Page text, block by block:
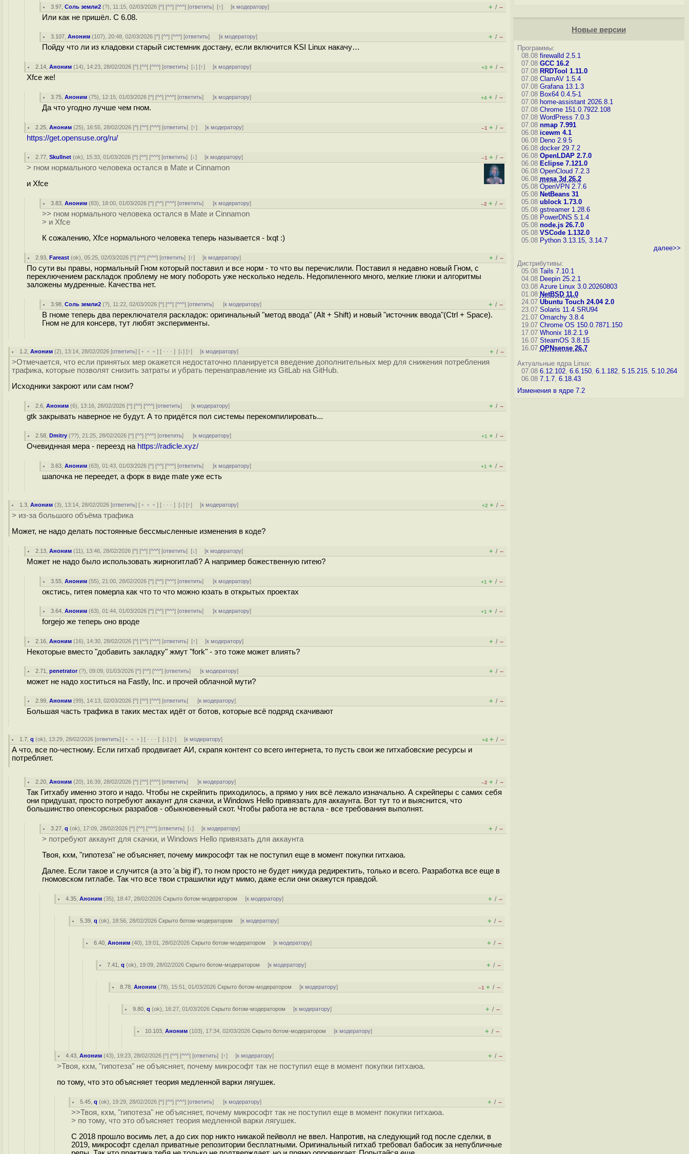
3.97 ,Соль земли2 (?), 11:15, 02/03/2026 [^] [^^] [^^^] [ответить][↑] [к модератору] + / –
Или как не пришёл. С 6.08.
3.107 ,Аноним (107), 20:48, 02/03/2026 [^] [^^] [^^^] [ответить] [к модератору] + / –
Пойду что ли из кладовки старый системник достану, если включится KSI Linux накачу…
2.14 ,Аноним (14), 14:23, 28/02/2026 [^] [^^] [^^^] [ответить][↓] [↑] [к модератору] +3 + / –
Xfce же!
3.75 ,Аноним (75), 12:15, 01/03/2026 [^] [^^] [^^^] [ответить] [к модератору] +4 + / –
Да что угодно лучше чем гном.
2.25 ,Аноним (25), 16:55, 28/02/2026 [^] [^^] [^^^] [ответить][↑] [к модератору] –1 + / –
https://get.opensuse.org/ru/
2.77 ,Skullnet (ok), 15:33, 01/03/2026 [^] [^^] [^^^] [ответить][↓] [к модератору] –1 + / –
> гном нормального человека остался в Mate и Cinnamon
и Xfce
3.83 ,Аноним (83), 18:00, 01/03/2026 [^] [^^] [^^^] [ответить] [к модератору] –2 + / –
>> гном нормального человека остался в Mate и Cinnamon
> и Xfce
К сожалению, Xfce нормального человека теперь называется - lxqt :)
2.93 ,Fareast (ok), 05:25, 02/03/2026 [^] [^^] [^^^] [ответить][↑] [к модератору] + / –
По сути вы правы, нормальный Гном который поставил и все норм - то что вы перечислили. Поставил я недавно новый Гном, с
переключением раскладок проблему не могу побороть уже несколько недель. Недопиленного много, мелкие глюки и алгоритмы
заложены мудренные. Качества нет.
3.98 ,Соль земли2 (?), 11:22, 02/03/2026 [^] [^^] [^^^] [ответить] [к модератору] + / –
В гноме теперь два переключателя раскладок: оригинальный "метод ввода" (Alt + Shift) и новый "источник ввода"(Ctrl + Space).
Гном не для консерв, тут любят эксперименты.
1.2 ,Аноним (2), 13:14, 28/02/2026 [ответить] [ ﹢﹢﹢] [ · · ·][↓] [↑] [к модератору] + / –
>Отмечается, что если принятых мер окажется недостаточно планируется введение дополнительных мер для снижения потребления
трафика, которые позволят снизить затраты и убрать перенаправление из GitLab на GitHub.
Исходники закроют или сам гном?
2.6 ,Аноним (6), 13:16, 28/02/2026 [^] [^^] [^^^] [ответить] [к модератору] + / –
gtk закрывать наверное не будут. А то придётся пол системы перекомпилировать...
2.58 ,Dmitry (??), 21:25, 28/02/2026 [^] [^^] [^^^] [ответить] [к модератору] +1 + / –
Очевиднная мера - переезд на https://radicle.xyz/
3.63 ,Аноним (63), 01:43, 01/03/2026 [^] [^^] [^^^] [ответить] [к модератору] +1 + / –
шапочка не переедет, а форк в виде mate уже есть
1.3 ,Аноним (3), 13:14, 28/02/2026 [ответить] [ ﹢﹢﹢] [ · · ·][↓] [↑] [к модератору] +2 + / –
> из-за большого объёма трафика
Может, не надо делать постоянные бессмысленные изменения в коде?
2.13 ,Аноним (11), 13:46, 28/02/2026 [^] [^^] [^^^] [ответить][↓] [к модератору] + / –
Может не надо было использовать жирногитлаб? А например божественную гитею?
3.55 ,Аноним (55), 21:00, 28/02/2026 [^] [^^] [^^^] [ответить] [к модератору] +1 + / –
окстись, гитея померла как что то что можно юзать в открытых проектах
3.64 ,Аноним (63), 01:44, 01/03/2026 [^] [^^] [^^^] [ответить] [к модератору] +1 + / –
forgejo же теперь оно вроде
2.16 ,Аноним (16), 14:30, 28/02/2026 [^] [^^] [^^^] [ответить][↑] [к модератору] + / –
Некоторые вместо "добавить закладку" жмут "fork" - это тоже может влиять?
2.71 ,penetrator(?), 09:09, 01/03/2026 [^] [^^] [^^^] [ответить] [к модератору] + / –
может не надо хоститься на Fastly, Inc. и прочей облачной мути?
2.99 ,Аноним (99), 14:13, 02/03/2026 [^] [^^] [^^^] [ответить] [к модератору] + / –
Большая часть трафика в таких местах идёт от ботов, которые всё подряд скачивают
1.7 ,q (ok), 13:29, 28/02/2026 [ответить] [ ﹢﹢﹢] [ · · ·][↓] [↑] [к модератору] +4 + / –
А что, все по-честному. Если гитхаб продвигает АИ, скрапя контент со всего интернета, то пусть свои же гитхабовские ресурсы и
потребляет.
2.20 ,Аноним (20), 16:39, 28/02/2026 [^] [^^] [^^^] [ответить] [к модератору] –2 + / –
Так Гитхабу именно этого и надо. Чтобы не скрейпить приходилось, а прямо у них всё лежало изначально. А скрейперы с самих себя
они придушат, просто потребуют аккаунт для скачки, и Windows Hello привязать для аккаунта. Вот тут то и выяснится, что
большинство опенсорсных разрабов - обыкновенный скот. Чтобы работа не встала - все требования выполнят.
3.27 ,q (ok), 17:09, 28/02/2026 [^] [^^] [^^^] [ответить][↓] [к модератору] + / –
> потребуют аккаунт для скачки, и Windows Hello привязать для аккаунта
Твоя, кхм, "гипотеза" не объясняет, почему микрософт так не поступил еще в момент покупки гитхаюа.
Далее. Если такое и случится (а это 'a big if'), то гном просто не будет никуда редиректить, только и всего. Разработка все еще в
гномовском гитлабе. Так что все твои страшилки идут мимо, даже если они окажутся правдой.
4.35 ,Аноним (35), 18:47, 28/02/2026Скрыто ботом-модератором [к модератору] + / –
5.39 ,q (ok), 18:56, 28/02/2026Скрыто ботом-модератором [к модератору] + / –
6.40 ,Аноним (40), 19:01, 28/02/2026Скрыто ботом-модератором [к модератору] + / –
7.41 ,q (ok), 19:09, 28/02/2026Скрыто ботом-модератором [к модератору] + / –
8.78 ,Аноним (78), 15:51, 01/03/2026Скрыто ботом-модератором [к модератору] –1 + / –
9.80 ,q (ok), 16:27, 01/03/2026Скрыто ботом-модератором [к модератору] + / –
10.103 ,Аноним (103), 17:34, 02/03/2026Скрыто ботом-модератором [к модератору] + / –
4.43 ,Аноним (43), 19:23, 28/02/2026 [^] [^^] [^^^] [ответить][↑] [к модератору] + / –
>Твоя, кхм, "гипотеза" не объясняет, почему микрософт так не поступил еще в момент покупки гитхаюа.
по тому, что это объясняет теория медленной варки лягушек.
5.45 ,q (ok), 19:29, 28/02/2026 [^] [^^] [^^^] [ответить] [к модератору] + / –
>>Твоя, кхм, "гипотеза" не объясняет, почему микрософт так не поступил еще в момент покупки гитхаюа.
> по тому, что это объясняет теория медленной варки лягушек.
С 2018 прошло восимь лет, а до сих пор никто никакой пейволл не ввел. Напротив, на следующий год после сделки, в
2019, микрософт сделал приватные репозитории бесплатными. Оригинальный гитхаб требовал бабосик за непубличные
Новые версии
Программы:
08.08 firewalld 2.5.1
07.08 GCC 16.2
07.08 RRDTool 1.11.0
07.08 ClamAV 1.5.4
07.08 Grafana 13.1.3
07.08 Box64 0.4.5-1
07.08 home-assistant 2026.8.1
07.08 Chrome 151.0.7922.108
07.08 WordPress 7.0.3
07.08 nmap 7.991
06.08 icewm 4.1
06.08 Deno 2.9.5
06.08 docker 29.7.2
06.08 OpenLDAP 2.7.0
06.08 Eclipse 7.121.0
06.08 OpenCloud 7.2.3
06.08 mesa 3d 26.2
05.08 OpenVPN 2.7.6
05.08 NetBeans 31
05.08 ublock 1.73.0
05.08 gstreamer 1.28.6
05.08 PowerDNS 5.1.4
05.08 node.js 26.7.0
05.08 VSCode 1.132.0
05.08 Python 3.13.15, 3.14.7
далее>>
Дистрибутивы:
05.08 Tails 7.10.1
04.08 Deepin 25.2.1
03.08 Azure Linux 3.0.20260803
01.08 NetBSD 11.0
24.07 Ubuntu Touch 24.04 2.0
23.07 Solaris 11.4 SRU94
21.07 Omarchy 3.8.4
19.07 Chrome OS 150.0.7871.150
17.07 Whonix 18.2.1.9
16.07 SteamOS 3.8.15
16.07 OPNsense 26.7
Актуальные ядра Linux:
07.08 6.12.102, 6.6.150, 6.1.182, 5.15.215, 5.10.264
06.08 7.1.7, 6.18.43
Изменения в ядре 7.2